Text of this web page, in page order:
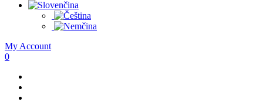
My Account
0